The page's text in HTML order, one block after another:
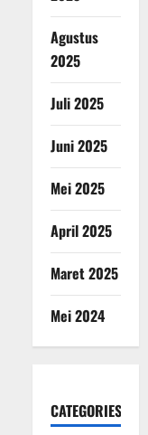
Agustus
2025
Juli 2025
Juni 2025
Mei 2025
April 2025
Maret 2025
Mei 2024
CATEGORIES